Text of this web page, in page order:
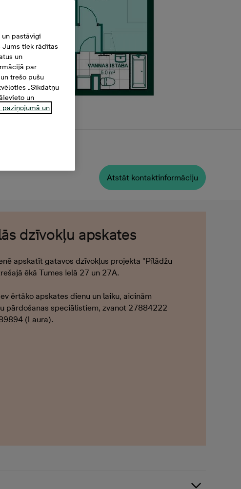
Atstāt kontaktinformāciju
dzīvokļu apskates
apskatīt gatavos dzīvokļus projekta "Pīlādžu
ēkā Tumes ielā 27 un 27A.
ērtāko apskates dienu un laiku, aicinām
pārdošanas speciālistiem, zvanot 27884222
(Laura).
pastāvīgi
Jums tiek rādītas
un
par
trešo pušu
„Sīkdatņu
un
paziņojumā un